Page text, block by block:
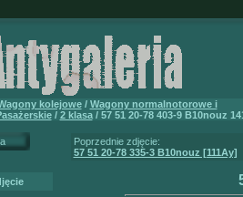
kolejowe/ Wagony normalnotorowe i
/ 2 klasa/ 57 51 20-78 403-9 B10nouz
Poprzednie zdjęcie:
57 51 20-78 335-3 B10nouz [111Ay]